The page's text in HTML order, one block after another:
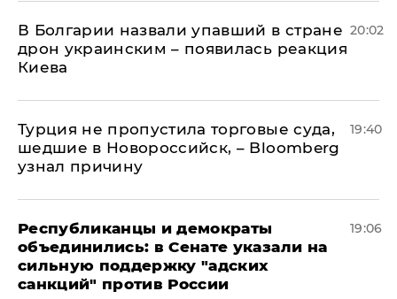
В Болгарии назвали упавший в стране
дрон украинским – появилась реакция
Киева
20:02
Турция не пропустила торговые суда,
шедшие в Новороссийск, – Bloomberg
узнал причину
19:40
Республиканцы и демократы
объединились: в Сенате указали на
сильную поддержку "адских
санкций" против России
19:06